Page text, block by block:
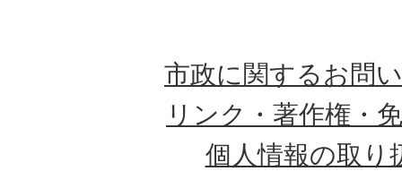
市政に関するお問
リンク・著作権・
個人情報の取り